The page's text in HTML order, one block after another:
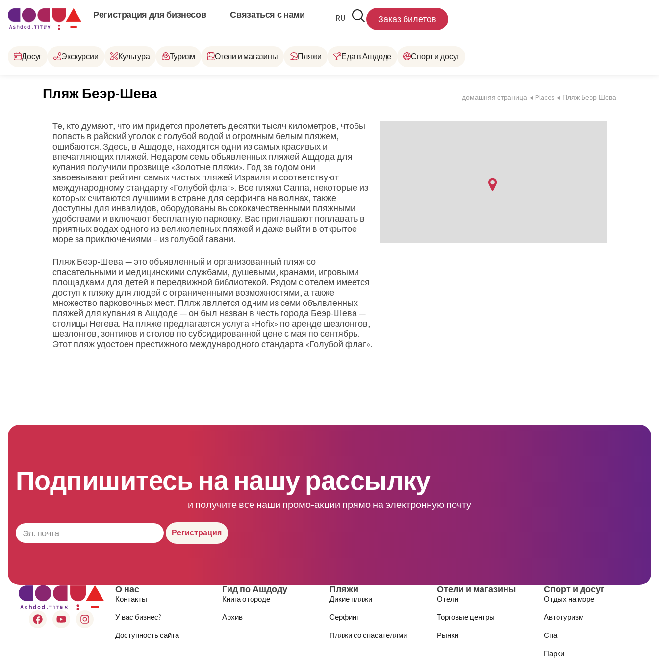
Регистрация для бизнесов Связаться с нами RU
HE
Заказ билетов
Досуг Экскурсии Культура Туризм Отели и магазины Пляжи Еда в Ашдоде Спорт и досуг
Пляж Беэр-Шева домашняя страница ◂ Places ◂ Пляж Беэр-Шева
Те, кто думают, что им придется пролететь десятки тысяч километров, чтобы
попасть в райский уголок с голубой водой и огромным белым пляжем,
ошибаются. Здесь, в Ашдоде, находятся одни из самых красивых и
впечатляющих пляжей. Недаром семь объявленных пляжей Ашдода для
купания получили прозвище «Золотые пляжи». Год за годом они
завоевывают рейтинг самых чистых пляжей Израиля и соответствуют
международному стандарту «Голубой флаг». Все пляжи Саппа, некоторые из
которых считаются лучшими в стране для серфинга на волнах, также
доступны для инвалидов, оборудованы высококачественными пляжными
удобствами и включают бесплатную парковку. Вас приглашают поплавать в
приятных водах одного из великолепных пляжей и даже выйти в открытое
море за приключениями – из голубой гавани.
Пляж Беэр-Шева — это объявленный и организованный пляж со
спасательными и медицинскими службами, душевыми, кранами, игровыми
площадками для детей и передвижной библиотекой. Рядом с отелем имеется
доступ к пляжу для людей с ограниченными возможностями, а также
множество парковочных мест. Пляж является одним из семи объявленных
пляжей для купания в Ашдоде — он был назван в честь города Беэр-Шева —
столицы Негева. На пляже предлагается услуга «Hofix» по аренде шезлонгов,
шезлонгов, зонтиков и столов по субсидированной цене с мая по сентябрь.
Этот пляж удостоен престижного международного стандарта «Голубой флаг».
Подпишитесь на нашу рассылку
и получите все наши промо-акции прямо на электронную почту
Регистрация
О нас
Контакты
У вас бизнес?
Доступность сайта
Гид по Ашдоду
Книга о городе
Архив
Пляжи
Дикие пляжи
Серфинг
Пляжи со спасателями
Отели и магазины
Отели
Торговые центры
Рынки
Спорт и досуг
Отдых на море
Автотуризм
Спа
Парки